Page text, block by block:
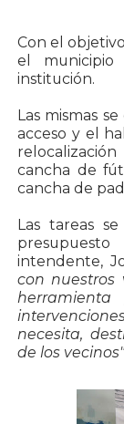
Con el
el municipio
institución.
Las mismas
acceso y el
cancha de
cancha de
Las tareas
intendente,
con nuestros
necesita,
de los vecinos"